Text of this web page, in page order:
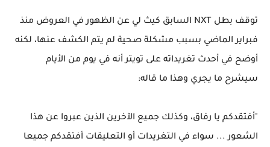
توقف بطل NXT السابق كيث لي عن الظهور في العروض منذ
فبراير الماضي بسبب مشكلة صحية لم يتم الكشف عنها، لكنه
أوضح في أحدث تغريداته على تويتر أنه في يوم من الأيام
سيشرح ما يجري وهذا ما قاله:
"أفتقدكم يا رفاق، وكذلك جميع الآخرين الذين عبروا عن هذا
الشعور ... سواء في التغريدات أو التعليقات أفتقدكم جميعا